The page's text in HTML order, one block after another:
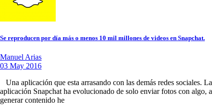
Se reproducen por día más o menos 10 mil millones de videos en Snapchat.
Manuel Arias
03 May 2016
Una aplicación que esta arrasando con las demás redes sociales. La
aplicación Snapchat ha evolucionado de solo enviar fotos con algo, a
generar contenido he